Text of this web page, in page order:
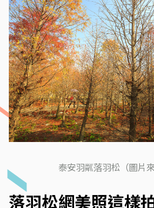
泰安羽粼落羽松（圖片
落羽松網美照這樣